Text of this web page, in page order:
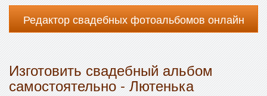
Редактор свадебных фотоальбомов онлайн
Изготовить свадебный альбом
самостоятельно - Лютенька